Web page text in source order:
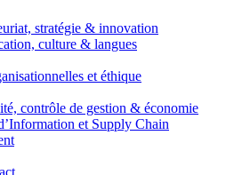
stratégie & innovation
culture & langues
et éthique
contrôle de gestion & économie
et Supply Chain